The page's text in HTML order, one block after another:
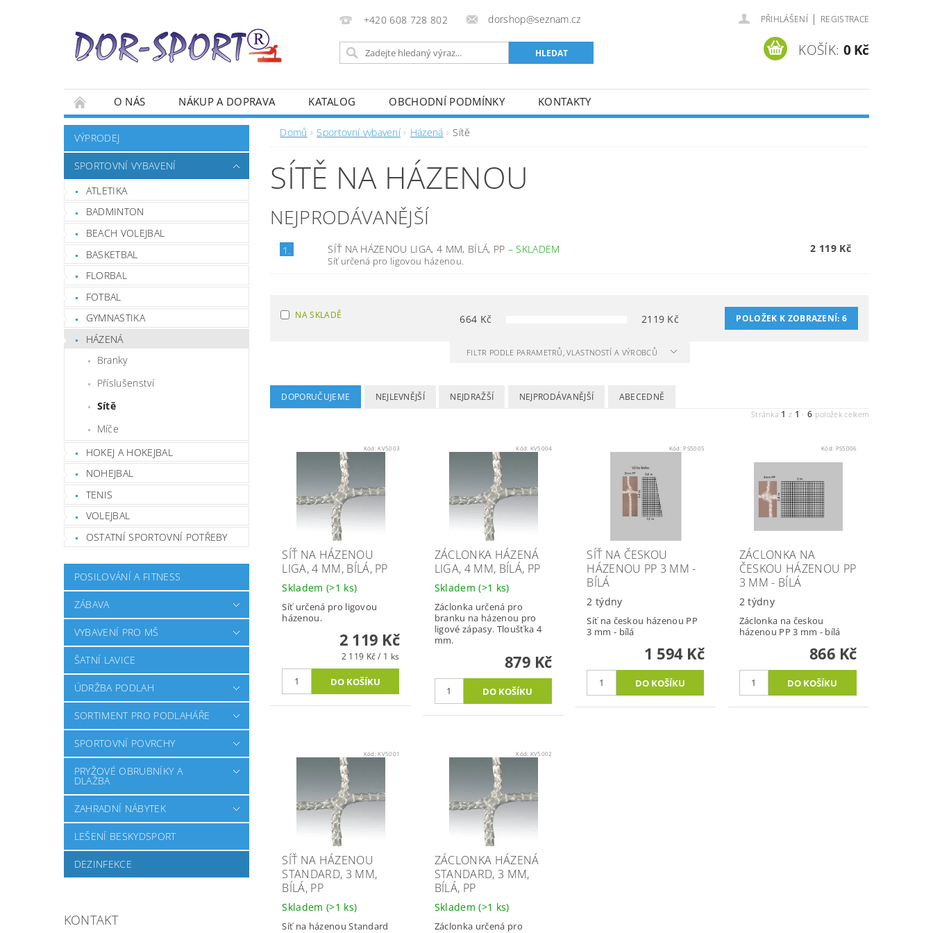
+420 608 728 802 dorshop@seznam.cz PŘIHLÁŠENÍ | REGISTRACE
KOŠÍK: 0 Kč
O NÁS NÁKUP A DOPRAVA KATALOG OBCHODNÍ PODMÍNKY KONTAKTY
VÝPRODEJ
SPORTOVNÍ VYBAVENÍ
ATLETIKA
BADMINTON
BEACH VOLEJBAL
BASKETBAL
FLORBAL
FOTBAL
GYMNASTIKA
HÁZENÁ
Branky
Příslušenství
Sítě
Míče
HOKEJ A HOKEJBAL
NOHEJBAL
TENIS
VOLEJBAL
OSTATNÍ SPORTOVNÍ POTŘEBY
POSILOVÁNÍ A FITNESS
ZÁBAVA
VYBAVENÍ PRO MŠ
ŠATNÍ LAVICE
ÚDRŽBA PODLAH
SORTIMENT PRO PODLAHÁŘE
SPORTOVNÍ POVRCHY
PRYŽOVÉ OBRUBNÍKY A
DLAŽBA
ZAHRADNÍ NÁBYTEK
LEŠENÍ BESKYDSPORT
DEZINFEKCE
KONTAKT
Domů Sportovní vybavení Házená Sítě
SÍTĚ NA HÁZENOU
NEJPRODÁVANĚJŠÍ
1. SÍŤ NA HÁZENOU LIGA, 4 MM, BÍLÁ, PP –SKLADEM
Síť určená pro ligovou házenou.
2 119 Kč
NA SKLADĚ 664 Kč 2119 Kč POLOŽEK K ZOBRAZENÍ:6
FILTR PODLE PARAMETRŮ, VLASTNOSTÍ A VÝROBCŮ
DOPORUČUJEME NEJLEVNĚJŠÍ NEJDRAŽŠÍ NEJPRODÁVANĚJŠÍ ABECEDNĚ
Stránka 1 z 1 -6 položek celkem
Kód:KV5003
SÍŤ NA HÁZENOU
LIGA, 4 MM, BÍLÁ, PP
Skladem (>1 ks)
Síť určená pro ligovou
házenou.
2 119 Kč
2 119 Kč / 1 ks
Kód: KV5004
ZÁCLONKA HÁZENÁ
LIGA, 4 MM, BÍLÁ, PP
Skladem(>1 ks)
Záclonka určená pro
branku na házenou pro
ligové zápasy. Tloušťka 4
mm.
879 Kč
Kód:PS5005
SÍŤ NA ČESKOU
HÁZENOU PP 3 MM -
BÍLÁ
2 týdny
Síť na českou házenou PP
3 mm - bílá
1 594 Kč
Kód: PS5006
ZÁCLONKA NA
ČESKOU HÁZENOU PP
3 MM - BÍLÁ
2 týdny
Záclonka na českou
házenou PP 3 mm - bílá
866 Kč
Kód:KV5001
SÍŤ NA HÁZENOU
STANDARD, 3 MM,
BÍLÁ, PP
Skladem (>1 ks)
Síť na házenou Standard
Kód: KV5002
ZÁCLONKA HÁZENÁ
STANDARD, 3 MM,
BÍLÁ, PP
Skladem(>1 ks)
Záclonka určená pro